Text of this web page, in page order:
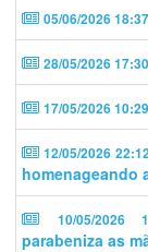
05/06/2026
28/05/2026
17/05/2026
12/05/2026
homenageando
10/05/2026
parabeniza as